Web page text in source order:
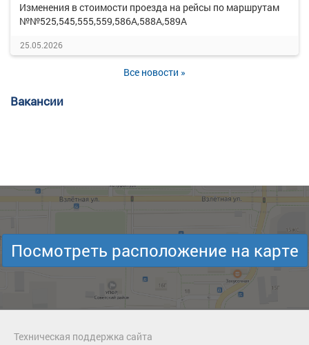
Изменения в стоимости проезда на рейсы по маршрутам
№№525,545,555,559,586А,588А,589А
25.05.2026
Все новости »
Вакансии
Посмотреть расположение на карте
Техническая поддержка сайта